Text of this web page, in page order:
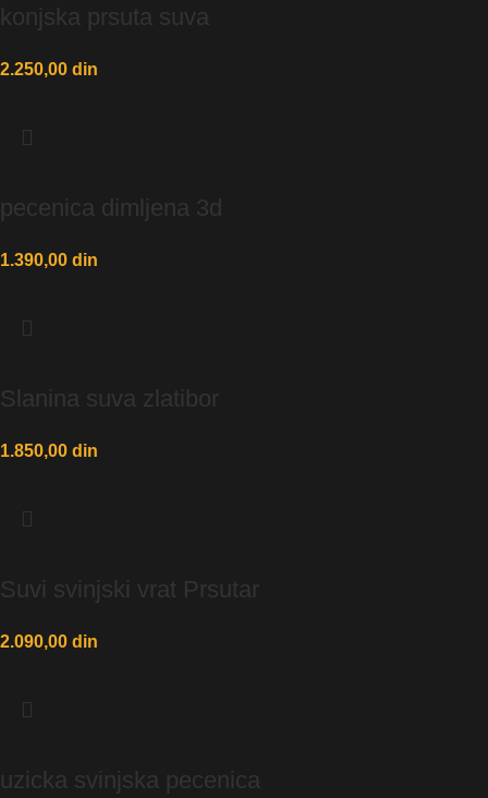
konjska prsuta suva
2.250,00 din
pecenica dimljena 3d
1.390,00 din
Slanina suva zlatibor
1.850,00 din
Suvi svinjski vrat Prsutar
2.090,00 din
uzicka svinjska pecenica